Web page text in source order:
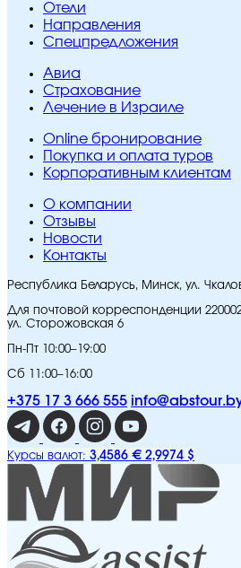
Отели
Направления
Спецпредложения
Авиа
Страхование
Лечение в Израиле
Online бронирование
Покупка и оплата туров
Корпоративным клиентам
O компании
Отзывы
Новости
Контакты
Республика Беларусь, Минск, ул.
Для почтовой корреспонденции
ул. Сторожовская 6
Пн-Пт 10:00–19:00
Сб 11:00–16:00
+375 17 3 666 555
Курсы валют: 3,4586 € 2,9974 $